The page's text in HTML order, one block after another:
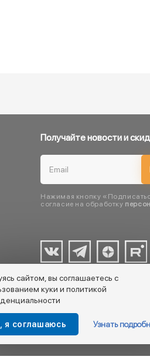
Получайте новости и
Нажимая кнопку
согласие на обработку
сайтом, вы соглашаетесь с
куки и политикой
я соглашаюсь Узнать